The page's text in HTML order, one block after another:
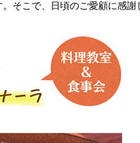
そこで、日頃のご愛顧に感